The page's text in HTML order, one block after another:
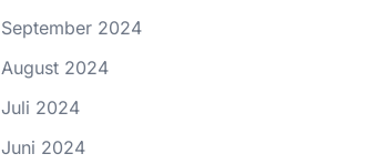
September 2024
August 2024
Juli 2024
Juni 2024